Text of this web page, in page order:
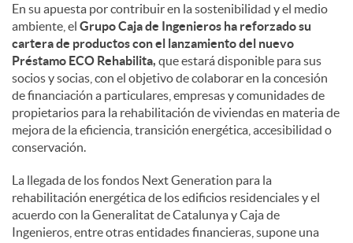
s
En su apuesta por contribuir en la sostenibilidad y el medio
ambiente, el Grupo Caja de Ingenieros ha reforzado su
cartera de productos con el lanzamiento del nuevo
Préstamo ECO Rehabilita, que estará disponible para sus
socios y socias, con el objetivo de colaborar en la concesión
de financiación a particulares, empresas y comunidades de
propietarios para la rehabilitación de viviendas en materia de
mejora de la eficiencia, transición energética, accesibilidad o
conservación.
La llegada de los fondos Next Generation para la
rehabilitación energética de los edificios residenciales y el
acuerdo con la Generalitat de Catalunya y Caja de
Ingenieros, entre otras entidades financieras, supone una